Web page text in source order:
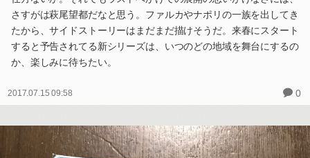
さすがは萩尾望都だなと思う。ファルカやナポリの一族を出してき
たから、サイドストーリーはまだまだ描けそうだ。来春にスタート
すると予告されてる新シリーズは、いつのどの地域を舞台にするの
か、楽しみに待ちたい。
2017.07.15 09:58 0